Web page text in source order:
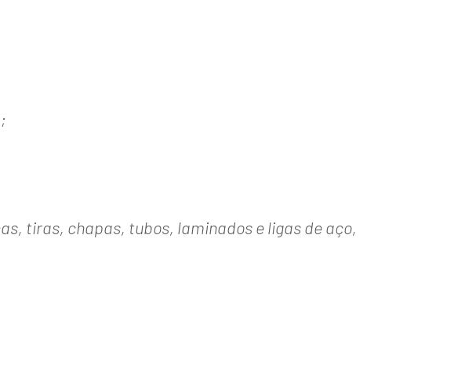
tiras, chapas, tubos, laminados e ligas de aço,